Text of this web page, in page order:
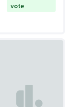
vote